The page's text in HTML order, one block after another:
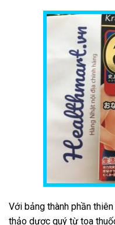
Với bảng thành phần
thảo dược quý từ toa